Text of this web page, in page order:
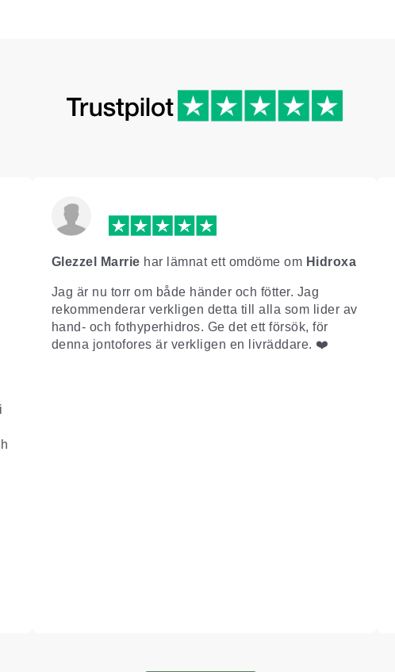
Glezzel Marrie har lämnat ett omdöme om Hidroxa
Jag är nu torr om både händer och fötter. Jag
rekommenderar verkligen detta till alla som lider av
hand- och fothyperhidros. Ge det ett försök, för
denna jontofores är verkligen en livräddare. ❤️